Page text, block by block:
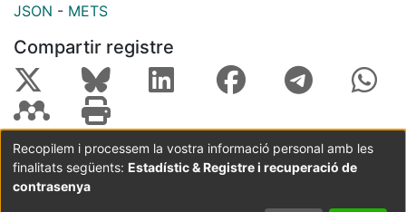
JSON - METS
Compartir registre
Coordinació:CRAI UB Avís legal
Metadades
subjectes a:
Recopilem i processem la vostra informació personal amb les
finalitats següents: Estadístic & Registre i recuperació de
contrasenya